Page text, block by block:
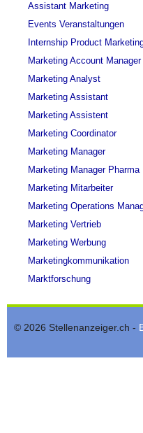
JOB-
Lehrstellen
Lehrstellen
inserieren
Assistant Marketing
Events Veranstaltungen
Internship Product
Marketing Account Manager
Marketing Analyst
Marketing Assistant
Marketing Assistent
Marketing Coordinator
Marketing Manager
Marketing Manager Pharma
Marketing Mitarbeiter
Marketing Operations
Marketing Vertrieb
Marketing Werbung
Marketingkommunikation
Marktforschung
© 2026 Stellenanzeiger.ch -